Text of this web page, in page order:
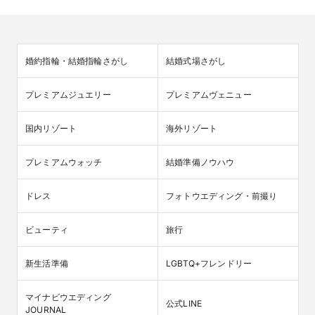
婚約指輪・結婚指輪さがし 結婚式場さがし
プレミアムジュエリー プレミアムヴェニュー
国内リゾート 海外リゾート
プレミアムウォッチ 結婚準備ノウハウ
ドレス フォトウエディング・前撮り
ビューティ 旅行
新生活準備 LGBTQ+フレンドリー
マイナビウエディング
JOURNAL
公式LINE